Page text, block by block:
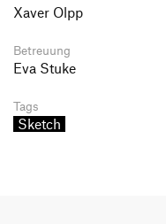
Xaver Olpp
Betreuung
Eva Stuke
Tags
Sketch